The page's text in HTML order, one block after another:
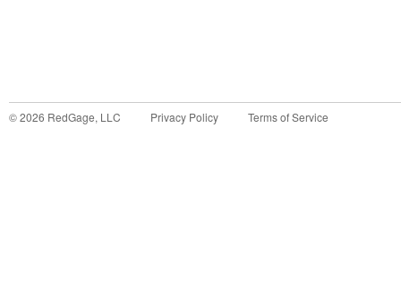
©2026 RedGage, LLC Privacy Policy Terms of Service